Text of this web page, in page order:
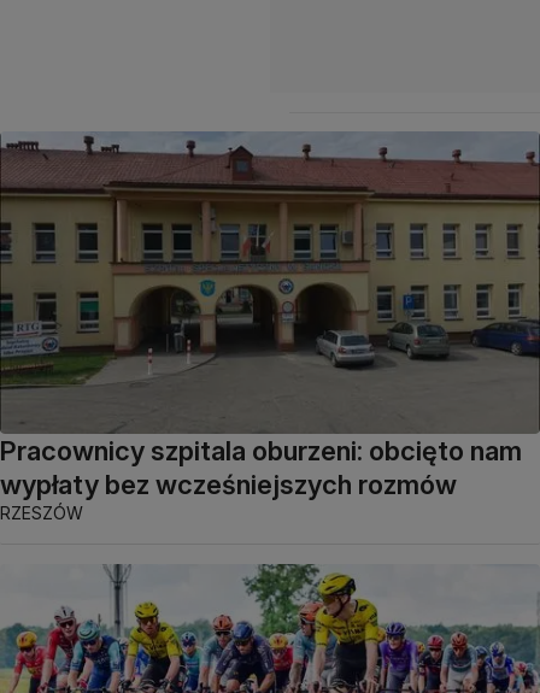
Pracownicy szpitala oburzeni: obcięto nam
wypłaty bez wcześniejszych rozmów
RZESZÓW